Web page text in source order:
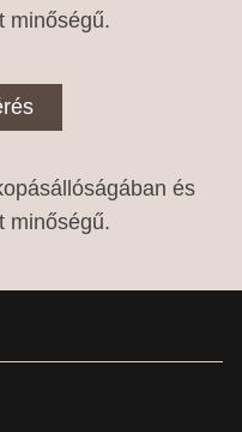
minőségű.
és
minőségű.